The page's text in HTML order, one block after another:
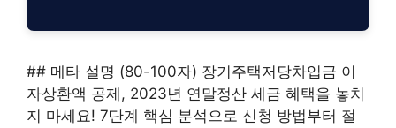
## 메타 설명 (80-100자) 장기주택저당차입금 이
자상환액 공제, 2023년 연말정산 세금 혜택을 놓치
지 마세요! 7단계 핵심 분석으로 신청 방법부터 절